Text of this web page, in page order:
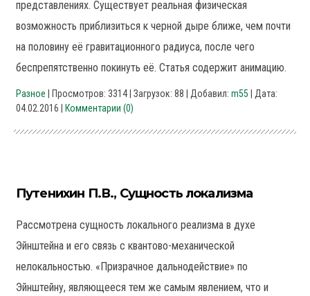
представлениях. Существует реальная физическая
возможность приблизиться к черной дыре ближе, чем почти
на половину её гравитационного радиуса, после чего
беспрепятственно покинуть её. Статья содержит анимацию.
Разное | Просмотров: 3314 | Загрузок: 88 | Добавил: m55 | Дата:
04.02.2016
Комментарии (0)
Путенихин П.В., Сущность локализма
Рассмотрена сущность локального реализма в духе
Эйнштейна и его связь с квантово-механической
нелокальностью. «Призрачное дальнодействие» по
Эйнштейну, являющееся тем же самым явлением, что и